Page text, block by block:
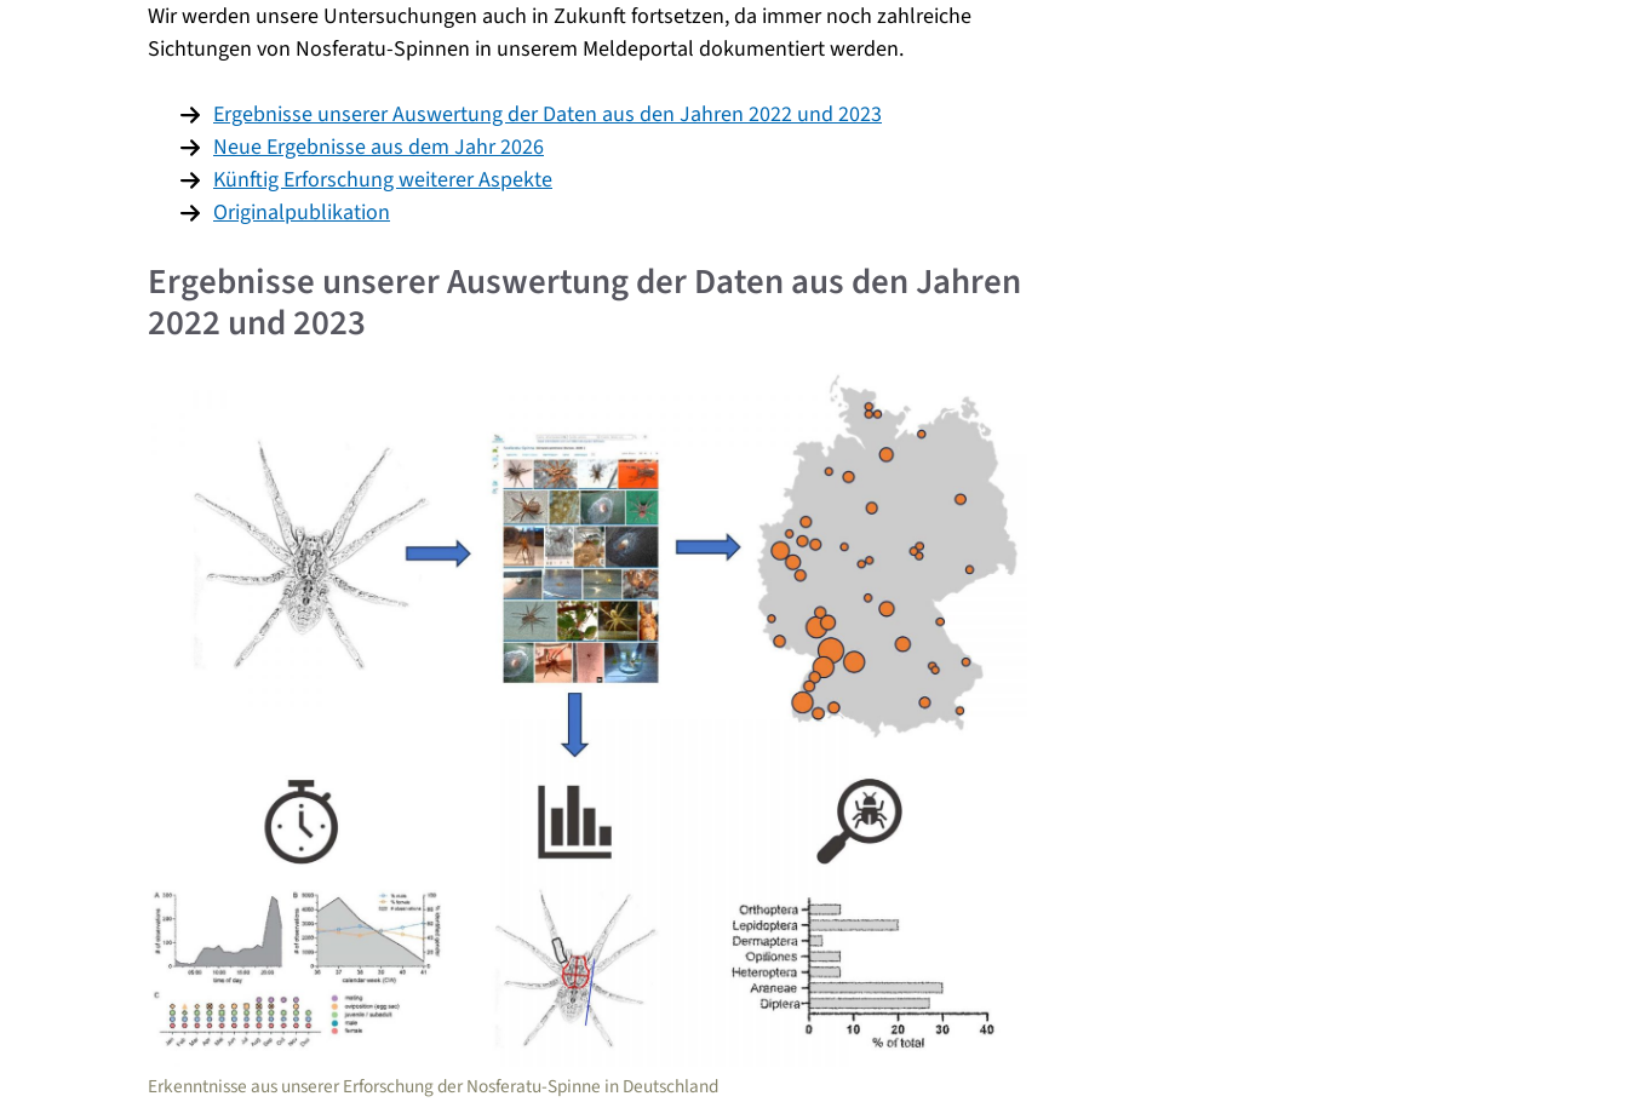
Wir werden unsere Untersuchungen auch in Zukunft fortsetzen, da immer noch zahlreiche
Sichtungen von Nosferatu-Spinnen in unserem Meldeportal dokumentiert werden.
Ergebnisse unserer Auswertung der Daten aus den Jahren 2022 und 2023
Neue Ergebnisse aus dem Jahr 2026
Künftig Erforschung weiterer Aspekte
Originalpublikation
Ergebnisse unserer Auswertung der Daten aus den Jahren
2022 und 2023
Erkenntnisse aus unserer Erforschung der Nosferatu-Spinne in Deutschland